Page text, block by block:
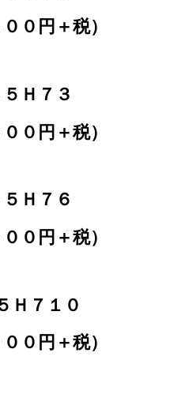
０円＋税）
Ｈ７３
０円＋税）
Ｈ７６
０円＋税）
Ｈ７１０
０円＋税）